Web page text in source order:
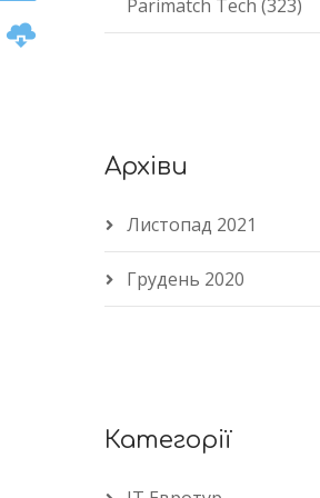
Parimatch Tech (323)
Архіви
Листопад 2021
Грудень 2020
Категорії